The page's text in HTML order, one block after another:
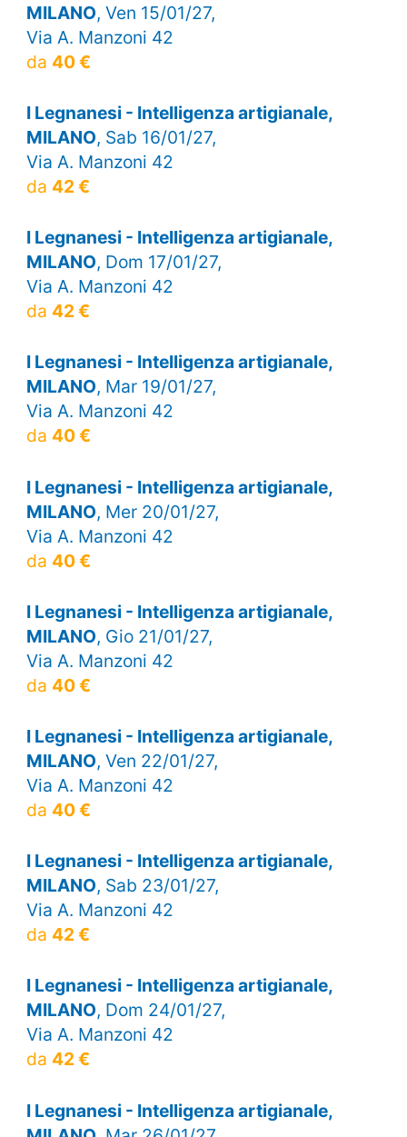
MILANO, Ven 15/01/27,
Via A. Manzoni 42
da 40 €
I Legnanesi - Intelligenza artigianale,
MILANO, Sab 16/01/27,
Via A. Manzoni 42
da 42 €
I Legnanesi - Intelligenza artigianale,
MILANO, Dom 17/01/27,
Via A. Manzoni 42
da 42 €
I Legnanesi - Intelligenza artigianale,
MILANO, Mar 19/01/27,
Via A. Manzoni 42
da 40 €
I Legnanesi - Intelligenza artigianale,
MILANO, Mer 20/01/27,
Via A. Manzoni 42
da 40 €
I Legnanesi - Intelligenza artigianale,
MILANO, Gio 21/01/27,
Via A. Manzoni 42
da 40 €
I Legnanesi - Intelligenza artigianale,
MILANO, Ven 22/01/27,
Via A. Manzoni 42
da 40 €
I Legnanesi - Intelligenza artigianale,
MILANO, Sab 23/01/27,
Via A. Manzoni 42
da 42 €
I Legnanesi - Intelligenza artigianale,
MILANO, Dom 24/01/27,
Via A. Manzoni 42
da 42 €
I Legnanesi - Intelligenza artigianale,